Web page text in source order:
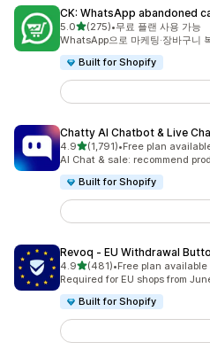
CK: WhatsApp abandoned
5.0별 5개 중
(275)
총 리뷰 275개
•무료 플랜 사용 가능
WhatsApp으로 마케팅·장바구니
Built for Shopify
Chatty AI Chatbot & Live
4.9별 5개 중
(1,791)
총 리뷰 1791개
•Free plan
AI Chat & sale: recommend
Built for Shopify
Revoq ‑ EU Withdrawal
4.9별 5개 중
(481)
총 리뷰 481개
•Free plan available
Required for EU shops from
Built for Shopify